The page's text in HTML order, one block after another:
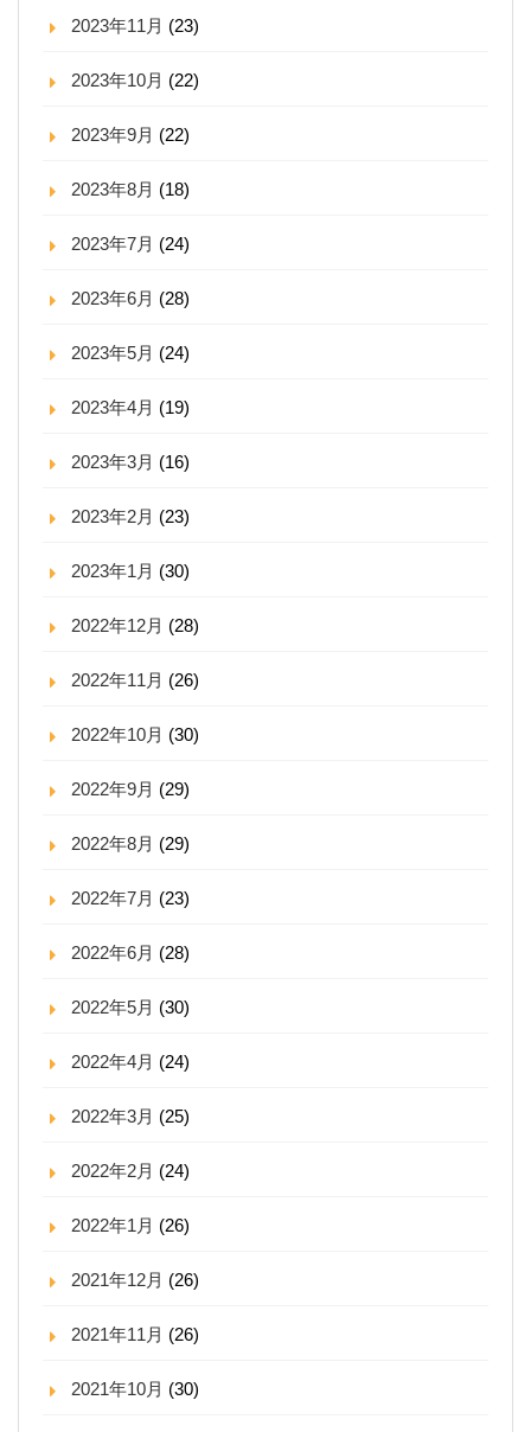
2023年11月 (23)
2023年10月 (22)
2023年9月 (22)
2023年8月 (18)
2023年7月 (24)
2023年6月 (28)
2023年5月 (24)
2023年4月 (19)
2023年3月 (16)
2023年2月 (23)
2023年1月 (30)
2022年12月 (28)
2022年11月 (26)
2022年10月 (30)
2022年9月 (29)
2022年8月 (29)
2022年7月 (23)
2022年6月 (28)
2022年5月 (30)
2022年4月 (24)
2022年3月 (25)
2022年2月 (24)
2022年1月 (26)
2021年12月 (26)
2021年11月 (26)
2021年10月 (30)